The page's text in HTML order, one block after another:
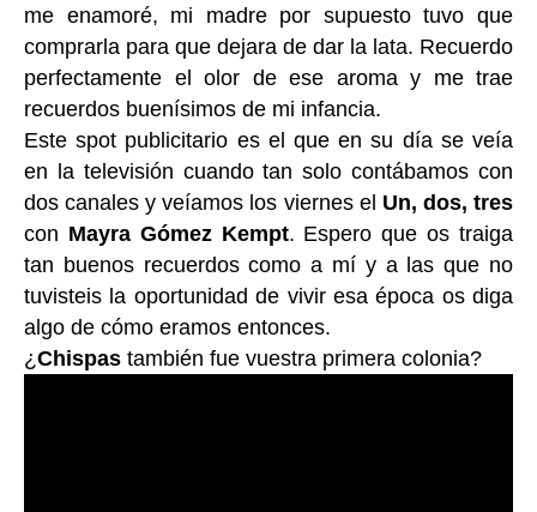
me enamoré, mi madre por supuesto tuvo que
comprarla para que dejara de dar la lata. Recuerdo
perfectamente el olor de ese aroma y me trae
recuerdos buenísimos de mi infancia.
Este spot publicitario es el que en su día se veía
en la televisión cuando tan solo contábamos con
dos canales y veíamos los viernes el Un, dos, tres
con Mayra Gómez Kempt. Espero que os traiga
tan buenos recuerdos como a mí y a las que no
tuvisteis la oportunidad de vivir esa época os diga
algo de cómo eramos entonces.
¿ Chispas también fue vuestra primera colonia?